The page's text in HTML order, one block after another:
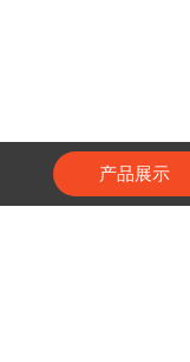
产品展示